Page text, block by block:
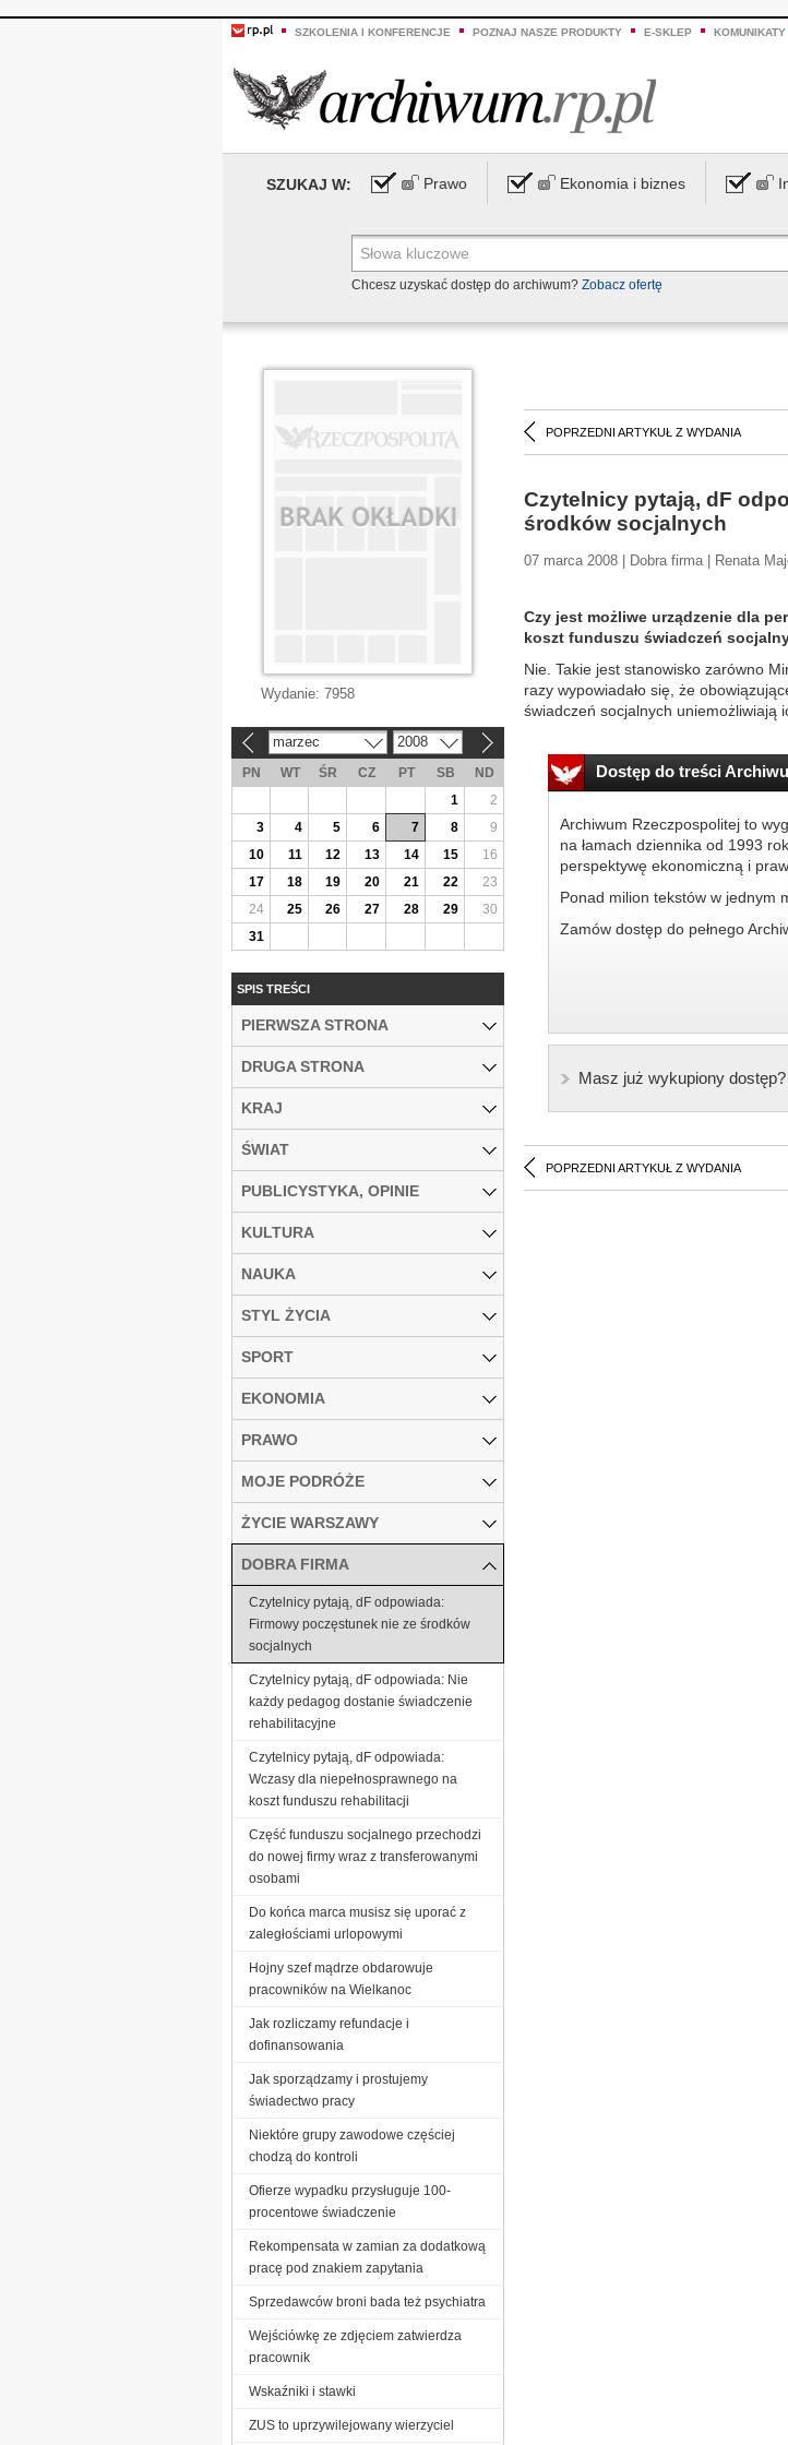
SZKOLENIA I KONFERENCJE POZNAJ NASZE PRODUKTY E-SKLEP KOMUNIKATY
SZUKAJ W: Prawo Ekonomia i biznes
Chcesz uzyskać dostęp do archiwum? Zobacz ofertę
POPRZEDNI ARTYKUŁ Z WYDANIA
Czytelnicy pytają, dF
środków socjalnych
07 marca 2008 | Dobra firma | Renata
Czy jest możliwe urządzenie dla
koszt funduszu świadczeń
Nie. Takie jest stanowisko zarówno
razy wypowiadało się, że
świadczeń socjalnych uniemożliwiają
Dostęp do treści
Archiwum Rzeczpospolitej to
na łamach dziennika od 1993
perspektywę ekonomiczną i
Ponad milion tekstów w jednym
Zamów dostęp do pełnego
Masz już wykupiony dostęp?
POPRZEDNI ARTYKUŁ Z WYDANIA
Wydanie: 7958
marzec 2008
PN WT ŚR CZ PT SB
ND
1
2
3
4 5 6 7 8
9
10
11 12 13 14 15
16
17
18 19 20 21 22
23
24
25 26 27 28 29
30
31
SPIS TREŚCI
PIERWSZA STRONA
DRUGA STRONA
KRAJ
ŚWIAT
PUBLICYSTYKA, OPINIE
KULTURA
NAUKA
STYL ŻYCIA
SPORT
EKONOMIA
PRAWO
MOJE PODRÓŻE
ŻYCIE WARSZAWY
DOBRA FIRMA
Czytelnicy pytają, dF odpowiada:
Firmowy poczęstunek nie ze środków
socjalnych
Czytelnicy pytają, dF odpowiada: Nie
każdy pedagog dostanie świadczenie
rehabilitacyjne
Czytelnicy pytają, dF odpowiada:
Wczasy dla niepełnosprawnego na
koszt funduszu rehabilitacji
Część funduszu socjalnego przechodzi
do nowej firmy wraz z transferowanymi
osobami
Do końca marca musisz się uporać z
zaległościami urlopowymi
Hojny szef mądrze obdarowuje
pracowników na Wielkanoc
Jak rozliczamy refundacje i
dofinansowania
Jak sporządzamy i prostujemy
świadectwo pracy
Niektóre grupy zawodowe częściej
chodzą do kontroli
Ofierze wypadku przysługuje 100-
procentowe świadczenie
Rekompensata w zamian za dodatkową
pracę pod znakiem zapytania
Sprzedawców broni bada też psychiatra
Wejściówkę ze zdjęciem zatwierdza
pracownik
Wskaźniki i stawki
ZUS to uprzywilejowany wierzyciel